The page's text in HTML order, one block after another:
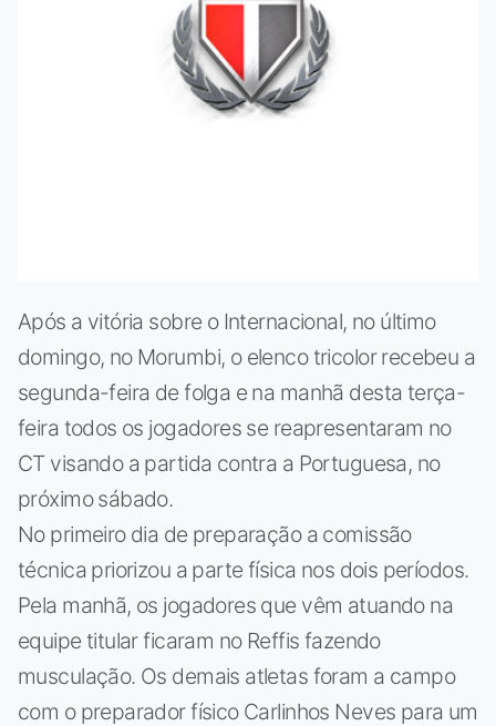
Após a vitória sobre o Internacional, no último
domingo, no Morumbi, o elenco tricolor recebeu a
segunda-feira de folga e na manhã desta terça-
feira todos os jogadores se reapresentaram no
CT visando a partida contra a Portuguesa, no
próximo sábado.
No primeiro dia de preparação a comissão
técnica priorizou a parte física nos dois períodos.
Pela manhã, os jogadores que vêm atuando na
equipe titular ficaram no Reffis fazendo
musculação. Os demais atletas foram a campo
com o preparador físico Carlinhos Neves para um